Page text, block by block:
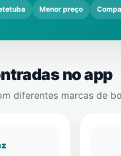
Menor preço
no app
diferentes marcas de